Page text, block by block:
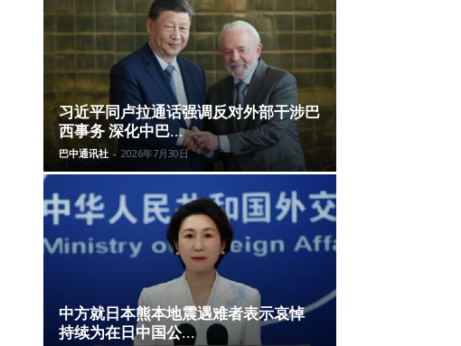
习近平同卢拉通话强调反对外部干涉巴
西事务 深化中巴...
巴中通讯社 - 2026年7月30日
中方就日本熊本地震遇难者表示哀悼
持续为在日中国公...